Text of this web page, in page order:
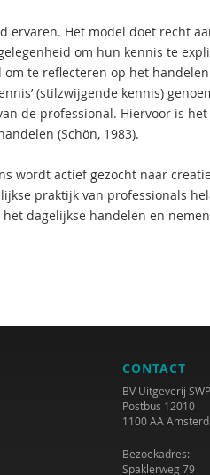
ervaren. Het model doet recht
om hun kennis te
te reflecteren op het
(stilzwijgende kennis)
de professional. Hiervoor is
(Schön, 1983).
wordt actief gezocht naar
praktijk van professionals
dagelijkse handelen en
CONTACT
BV Uitgeverij SWP
Postbus 12010
1100 AA
Bezoekadres:
Spaklerweg 79